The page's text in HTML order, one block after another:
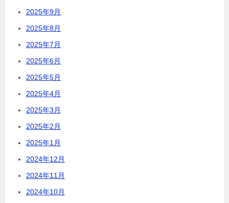
2025年9月
2025年8月
2025年7月
2025年6月
2025年5月
2025年4月
2025年3月
2025年2月
2025年1月
2024年12月
2024年11月
2024年10月